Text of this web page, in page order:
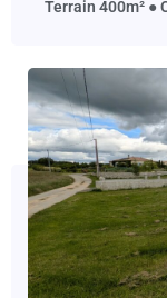
terrain 400m² ●